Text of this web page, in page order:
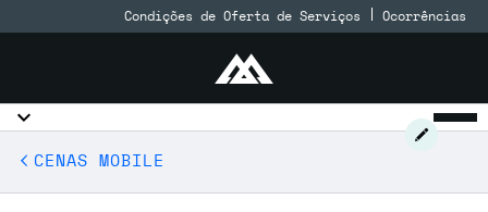
Condições de Oferta de Serviços Ocorrências
CENAS MOBILE